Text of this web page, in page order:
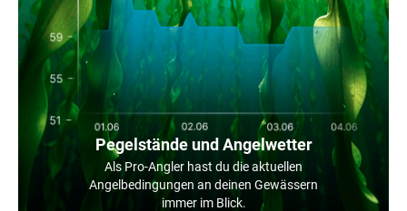
Pegelstände und Angelwetter
Als Pro-Angler hast du die aktuellen
Angelbedingungen an deinen Gewässern
immer im Blick.